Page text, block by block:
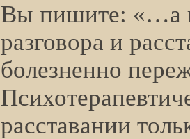
Вы пишите: «…а
разговора и
болезненно
расставании